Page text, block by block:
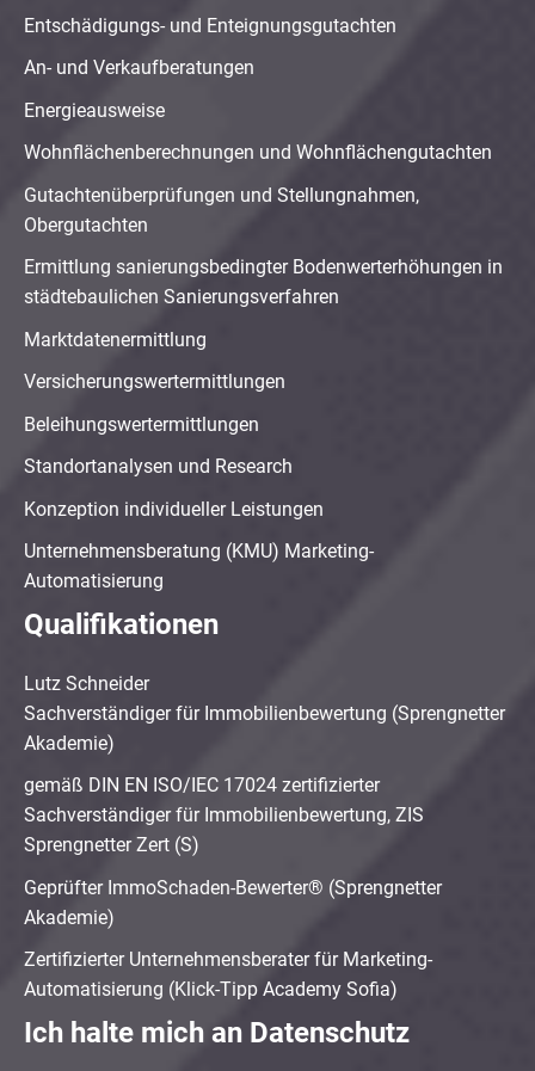
Entschädigungs- und Enteignungsgutachten
An- und Verkaufberatungen
Energieausweise
Wohnflächenberechnungen und Wohnflächengutachten
Gutachtenüberprüfungen und Stellungnahmen,
Obergutachten
Ermittlung sanierungsbedingter Bodenwerterhöhungen in
städtebaulichen Sanierungsverfahren
Marktdatenermittlung
Versicherungswertermittlungen
Beleihungswertermittlungen
Standortanalysen und Research
Konzeption individueller Leistungen
Unternehmensberatung (KMU) Marketing-
Automatisierung
Qualifikationen
Lutz Schneider
Sachverständiger für Immobilienbewertung (Sprengnetter
Akademie)
gemäß DIN EN ISO/IEC 17024 zertifizierter
Sachverständiger für Immobilienbewertung, ZIS
Sprengnetter Zert (S)
Geprüfter ImmoSchaden-Bewerter® (Sprengnetter
Akademie)
Zertifizierter Unternehmensberater für Marketing-
Automatisierung (Klick-Tipp Academy Sofia)
Ich halte mich an Datenschutz